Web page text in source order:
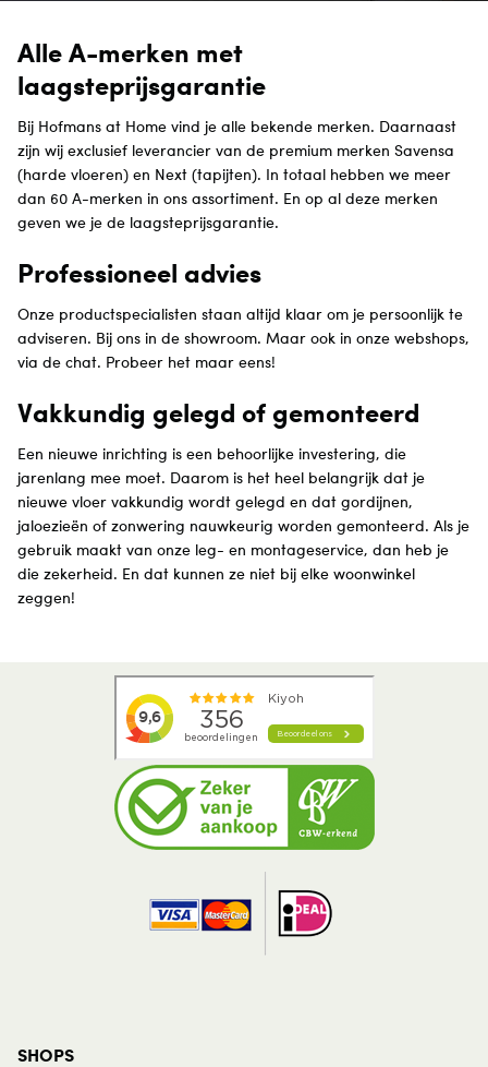
Alle A-merken met
laagsteprijsgarantie
Bij Hofmans at Home vind je alle bekende merken. Daarnaast
zijn wij exclusief leverancier van de premium merken Savensa
(harde vloeren) en Next (tapijten). In totaal hebben we meer
dan 60 A-merken in ons assortiment. En op al deze merken
geven we je de laagsteprijsgarantie.
Professioneel advies
Onze productspecialisten staan altijd klaar om je persoonlijk te
adviseren. Bij ons in de showroom. Maar ook in onze webshops,
via de chat. Probeer het maar eens!
Vakkundig gelegd of gemonteerd
Een nieuwe inrichting is een behoorlijke investering, die
jarenlang mee moet. Daarom is het heel belangrijk dat je
nieuwe vloer vakkundig wordt gelegd en dat gordijnen,
jaloezieën of zonwering nauwkeurig worden gemonteerd. Als je
gebruik maakt van onze leg- en montageservice, dan heb je
die zekerheid. En dat kunnen ze niet bij elke woonwinkel
zeggen!
SHOPS